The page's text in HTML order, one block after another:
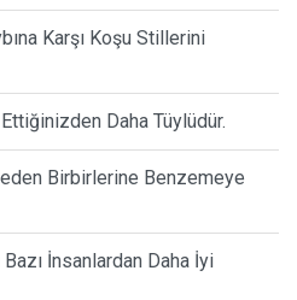
Karşı Koşu Stillerini
Daha Tüylüdür.
Birbirlerine Benzemeye
İnsanlardan Daha İyi